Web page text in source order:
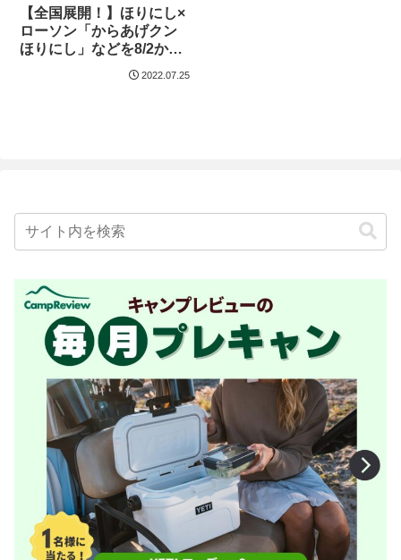
【全国展開！】ほりにし×
ローソン「からあげクン
ほりにし」などを8/2から
2022.07.25